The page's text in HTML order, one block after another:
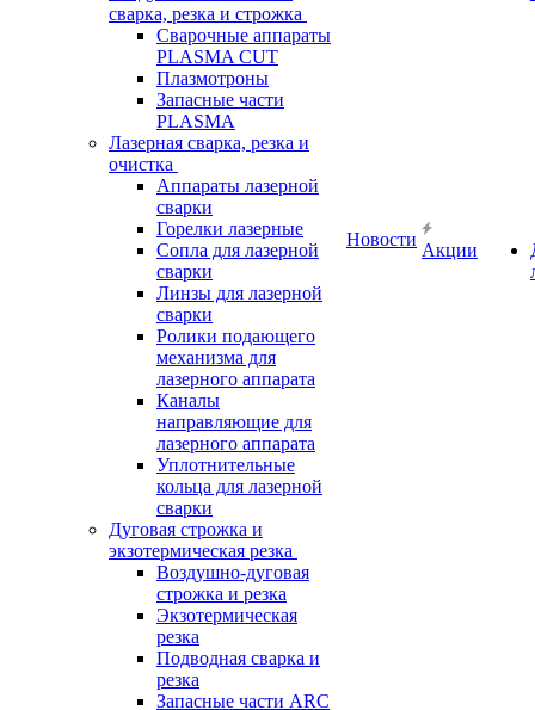
сварка, резка и строжка
Сварочные аппараты
PLASMA CUT
Плазмотроны
Запасные части
PLASMA
Лазерная сварка, резка и
очистка
Аппараты лазерной
сварки
Горелки лазерные
Сопла для лазерной
сварки
Линзы для лазерной
сварки
Ролики подающего
механизма для
лазерного аппарата
Каналы
направляющие для
лазерного аппарата
Уплотнительные
кольца для лазерной
сварки
Дуговая строжка и
экзотермическая резка
Воздушно-дуговая
строжка и резка
Экзотермическая
резка
Подводная сварка и
резка
Запасные части ARC
Новости
Акции